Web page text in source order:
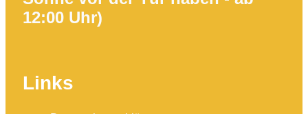
12:00 Uhr)
Links